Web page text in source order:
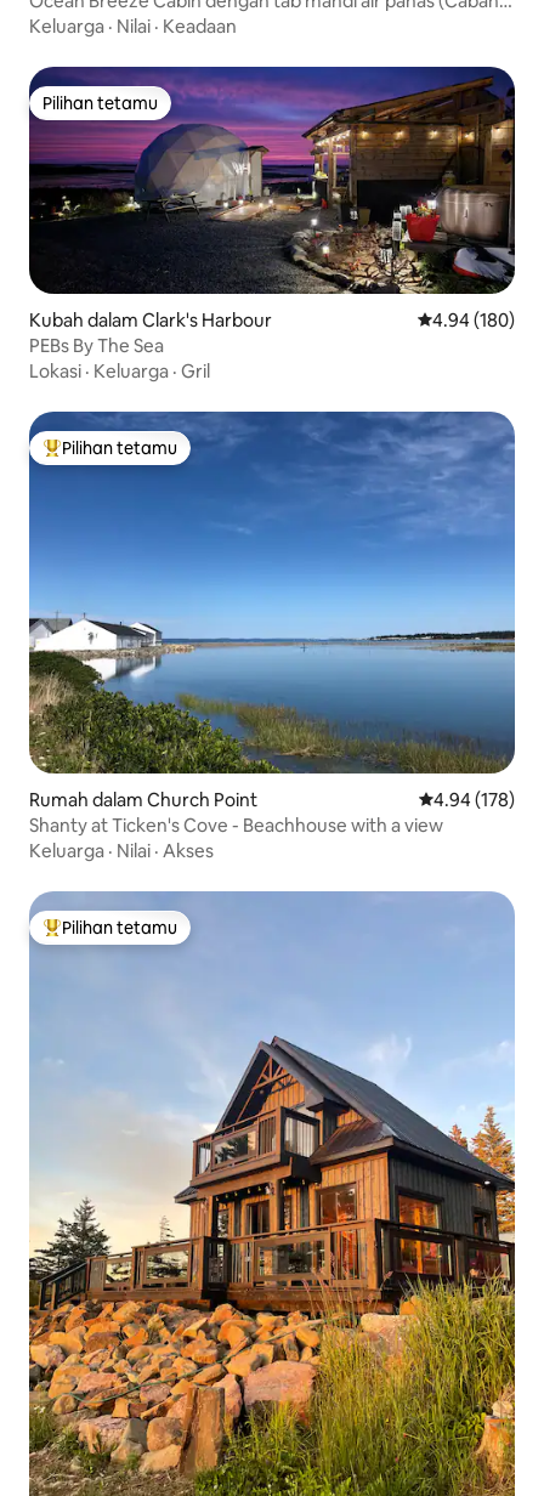
d 'Horizon)
Keluarga · Nilai · Keadaan
Pilihan tetamu
Pilihan tetamu
Kubah dalam Clark's Harbour Penarafan
4.94 (180)
PEBs By The Sea
Lokasi · Keluarga · Gril
Pilihan utama tetamu
Pilihan tetamu
Rumah dalam Church Point Penarafan
4.94 (178)
Shanty at Ticken's Cove - Beachhouse with a view
Keluarga · Nilai · Akses
Pilihan utama tetamu
Pilihan tetamu